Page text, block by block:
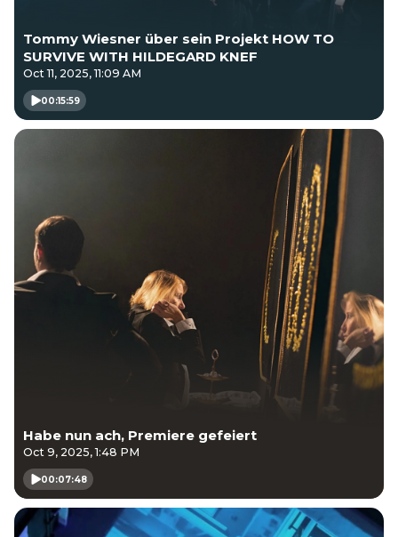
Tommy Wiesner über sein Projekt HOW TO
SURVIVE WITH HILDEGARD KNEF
Oct 11, 2025, 11:09 AM
00:15:59
Habe nun ach, Premiere gefeiert
Oct 9, 2025, 1:48 PM
00:07:48